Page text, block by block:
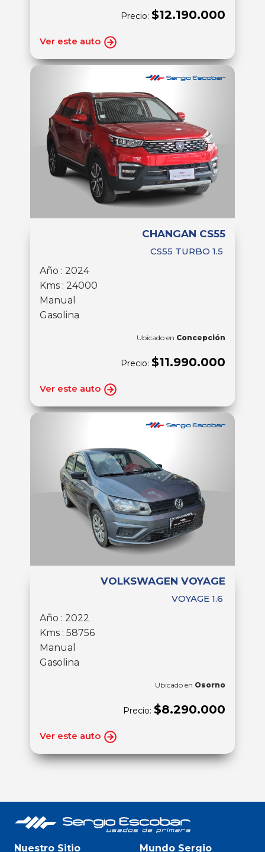
Precio: $12.190.000
Ver este auto
CHANGAN CS55
CS55 TURBO 1.5
Año : 2024
Kms : 24000
Manual
Gasolina
Ubicado en Concepción
Precio: $11.990.000
Ver este auto
VOLKSWAGEN VOYAGE
VOYAGE 1.6
Año : 2022
Kms : 58756
Manual
Gasolina
Ubicado en Osorno
Precio: $8.290.000
Ver este auto
Nuestro Sitio Mundo Sergio